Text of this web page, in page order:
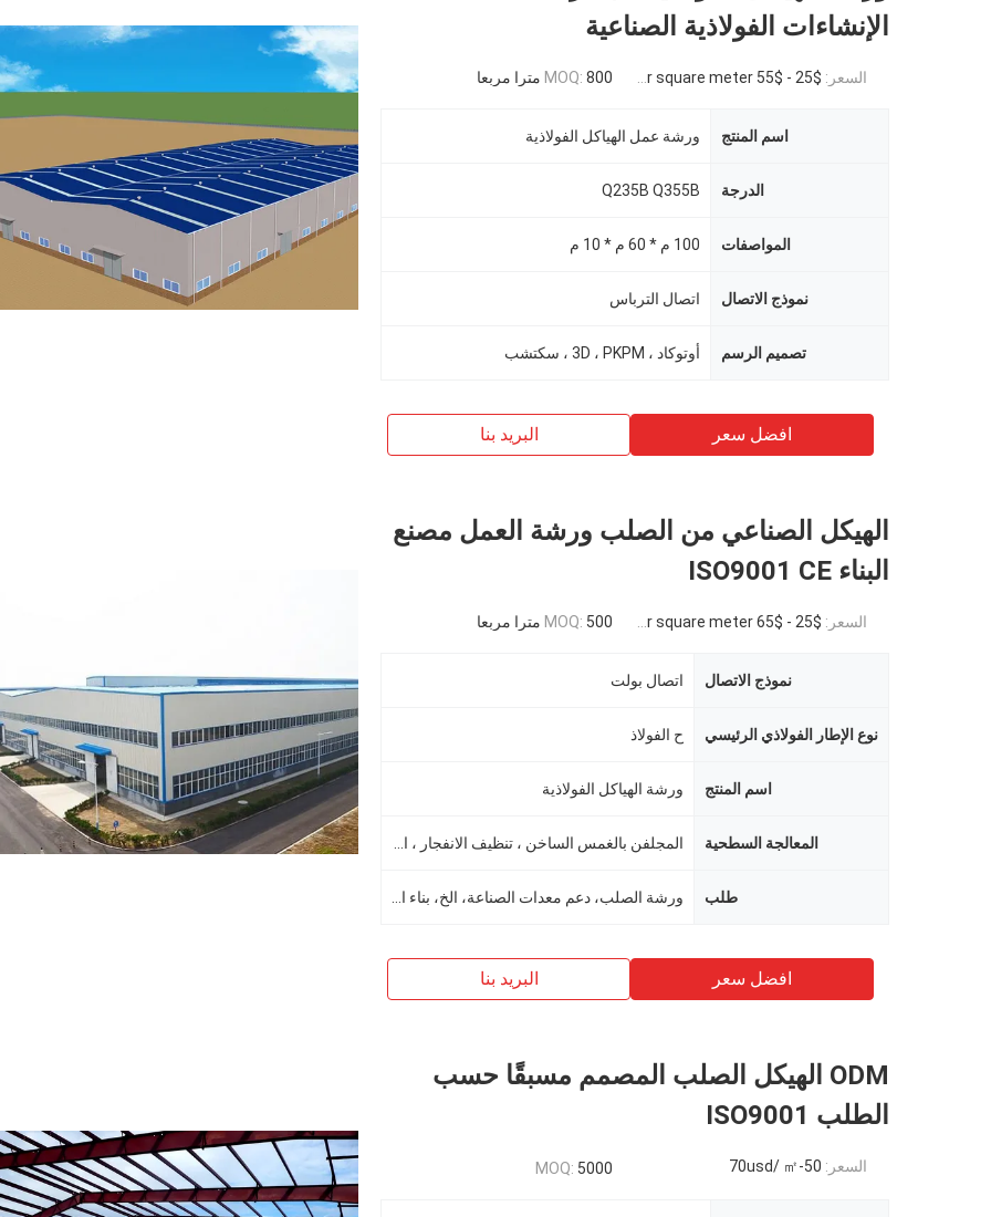
الإنشاءات الفولاذية الصناعية
السعر: $25 - $55 per square meter
MOQ: 800 مترا مربعا
اسم المنتج ورشة عمل الهياكل الفولاذية
الدرجة Q235B Q355B
المواصفات 100 م * 60 م * 10 م
نموذج الاتصال اتصال الترباس
تصميم الرسم أوتوكاد ، 3D ، PKPM ، سكتشب
افضل سعر البريد بنا
الهيكل الصناعي من الصلب ورشة العمل مصنع
البناء ISO9001 CE
السعر: $25 - $65 per square meter
MOQ: 500 مترا مربعا
نموذج الاتصال اتصال بولت
نوع الإطار الفولاذي الرئيسي ح الفولاذ
اسم المنتج ورشة الهياكل الفولاذية
المعالجة السطحية
طلب
افضل سعر البريد بنا
ODM الهيكل الصلب المصمم مسبقًا حسب
الطلب ISO9001
السعر: 50-70usd/ ㎡
MOQ: 5000